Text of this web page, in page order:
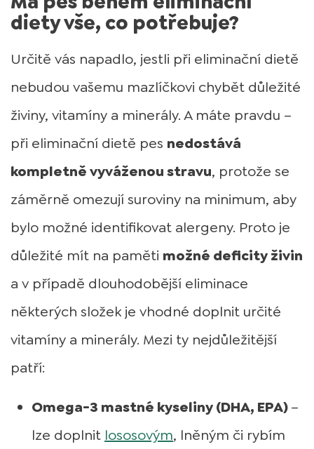
diety vše, co potřebuje?
Určitě vás napadlo, jestli při eliminační dietě
nebudou vašemu mazlíčkovi chybět důležité
živiny, vitamíny a minerály. A máte pravdu –
při eliminační dietě pes nedostává
kompletně vyváženou stravu, protože se
záměrně omezují suroviny na minimum, aby
bylo možné identifikovat alergeny. Proto je
důležité mít na paměti možné deficity živin
a v případě dlouhodobější eliminace
některých složek je vhodné doplnit určité
vitamíny a minerály. Mezi ty nejdůležitější
patří:
Omega-3 mastné kyseliny (DHA, EPA)–
lze doplnit lososovým, lněným či rybím